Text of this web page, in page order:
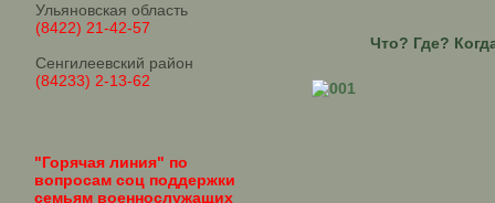
Ульяновская область
(8422) 21-42-57
Сенгилеевский район
(84233) 2-13-62
"Горячая линия" по
вопросам соц поддержки
семьям военнослужащих
Что? Где?